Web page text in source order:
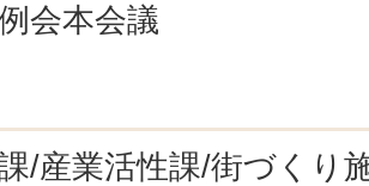
会本会議
/産業活性課/街づくり